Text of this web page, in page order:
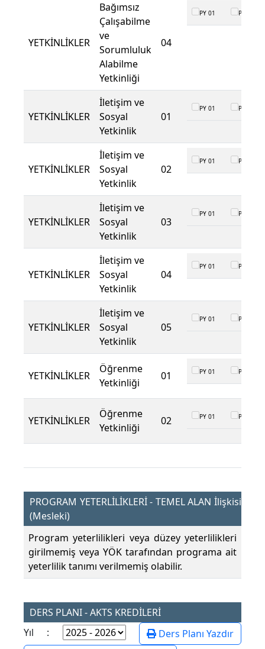
YETKİNLİKLER
Bağımsız
Çalışabilme
ve
Sorumluluk
Alabilme
Yetkinliği
04
PY 01 PY 02
YETKİNLİKLER
İletişim ve
Sosyal
Yetkinlik
01
PY 01 PY 02
YETKİNLİKLER
İletişim ve
Sosyal
Yetkinlik
02
PY 01 PY 02
YETKİNLİKLER
İletişim ve
Sosyal
Yetkinlik
03
PY 01 PY 02
YETKİNLİKLER
İletişim ve
Sosyal
Yetkinlik
04
PY 01 PY 02
YETKİNLİKLER
İletişim ve
Sosyal
Yetkinlik
05
PY 01 PY 02
YETKİNLİKLER
Öğrenme
Yetkinliği
01 PY 01 PY 02
YETKİNLİKLER
Öğrenme
Yetkinliği
02 PY 01 PY 02
PROGRAM YETERLİLİKLERİ - TEMEL ALAN İlişkisi
(Mesleki)
Program yeterlilikleri veya düzey yeterlilikleri
girilmemiş veya YÖK tarafından programa ait
yeterlilik tanımı verilmemiş olabilir.
DERS PLANI - AKTS KREDİLERİ
Yıl :
Ders Planı Yazdır